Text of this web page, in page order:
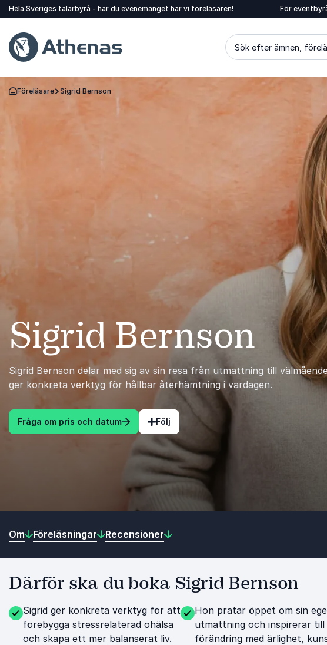
Hela Sveriges talarbyrå - har du evenemanget har vi föreläsaren! För
Sök efter ämnen,
Gå tillbaka till startsidan
Föreläsare Sigrid Bernson
Sigrid Bernson
Sigrid Bernson delar med sig av sin resa från utmattning till
ger konkreta verktyg för hållbar återhämtning i vardagen.
Fråga om pris och datum Följ
Om Föreläsningar Recensioner
Därför ska du boka Sigrid Bernson
Sigrid ger konkreta verktyg för att
förebygga stressrelaterad ohälsa
och skapa ett mer balanserat liv.
Hon pratar öppet om sin
utmattning och inspirerar till
förändring med ärlighet,